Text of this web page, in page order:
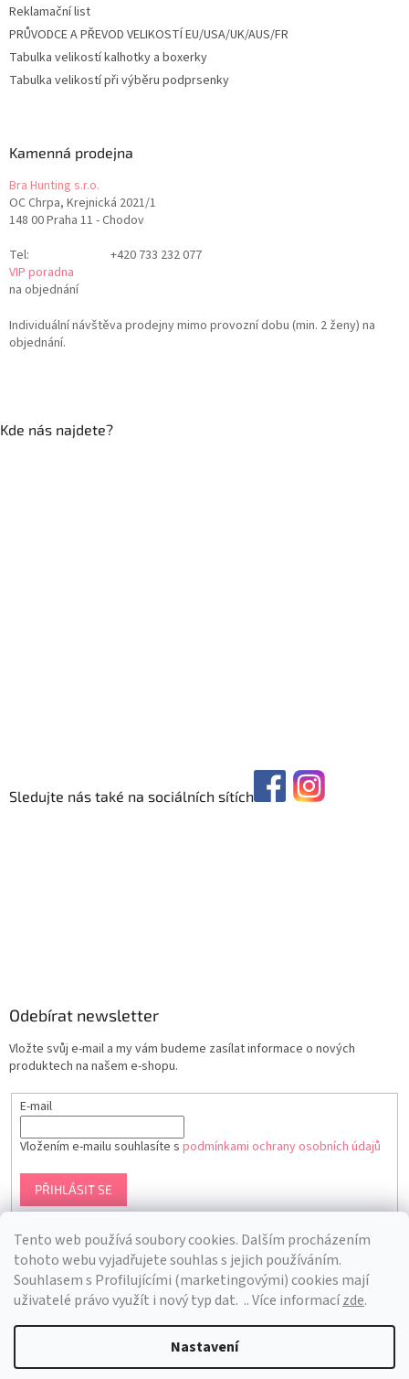
Tento web používá soubory cookies. Dalším procházením
tohoto webu vyjadřujete souhlas s jejich používáním.
Souhlasem s Profilujícími (marketingovými) cookies mají
uživatelé právo využít i nový typ dat. .. Více informacízde.
Nastavení
Reklamační list
PRŮVODCE A PŘEVOD VELIKOSTÍ EU/USA/UK/AUS/FR
Tabulka velikostí kalhotky a boxerky
Tabulka velikostí při výběru podprsenky
Kamenná prodejna
Bra Hunting s.r.o.
OC Chrpa, Krejnická 2021/1
148 00 Praha 11 - Chodov
Tel:
+420 733 232 077
VIP poradna
na objednání
Individuální návštěva prodejny mimo provozní dobu (min. 2 ženy) na
objednání.
Kde nás najdete?
Sledujte nás také na sociálních sítích
Odebírat newsletter
Vložte svůj e-mail a my vám budeme zasílat informace o nových
produktech na našem e-shopu.
E-mail
Vložením e-mailu souhlasíte s podmínkami ochrany osobních údajů
PŘIHLÁSIT SE
Vytvořil Shoptet